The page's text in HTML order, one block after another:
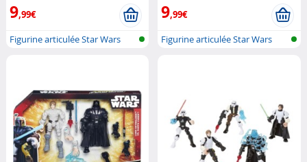
9,99€
Figurine articulée Star Wars
9,99€
Figurine articulée Star Wars